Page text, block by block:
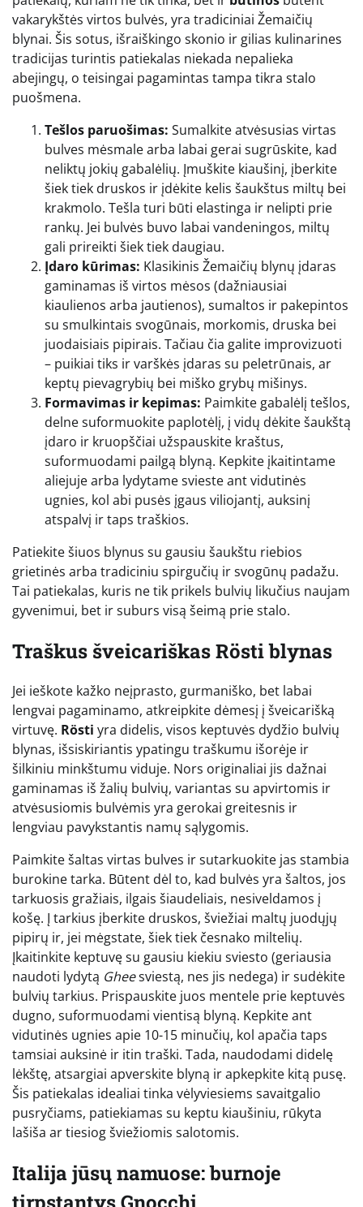
vakarykštės virtos bulvės, yra tradiciniai Žemaičių
blynai. Šis sotus, išraiškingo skonio ir gilias kulinarines
tradicijas turintis patiekalas niekada nepalieka
abejingų, o teisingai pagamintas tampa tikra stalo
puošmena.
Tešlos paruošimas: Sumalkite atvėsusias virtas
bulves mėsmale arba labai gerai sugrūskite, kad
neliktų jokių gabalėlių. Įmuškite kiaušinį, įberkite
šiek tiek druskos ir įdėkite kelis šaukštus miltų bei
krakmolo. Tešla turi būti elastinga ir nelipti prie
rankų. Jei bulvės buvo labai vandeningos, miltų
gali prireikti šiek tiek daugiau.
Įdaro kūrimas: Klasikinis Žemaičių blynų įdaras
gaminamas iš virtos mėsos (dažniausiai
kiaulienos arba jautienos), sumaltos ir pakepintos
su smulkintais svogūnais, morkomis, druska bei
juodaisiais pipirais. Tačiau čia galite improvizuoti
– puikiai tiks ir varškės įdaras su peletrūnais, ar
keptų pievagrybių bei miško grybų mišinys.
Formavimas ir kepimas: Paimkite gabalėlį tešlos,
delne suformuokite paplotėlį, į vidų dėkite šaukštą
įdaro ir kruopščiai užspauskite kraštus,
suformuodami pailgą blyną. Kepkite įkaitintame
aliejuje arba lydytame svieste ant vidutinės
ugnies, kol abi pusės įgaus viliojantį, auksinį
atspalvį ir taps traškios.
Patiekite šiuos blynus su gausiu šaukštu riebios
grietinės arba tradiciniu spirgučių ir svogūnų padažu.
Tai patiekalas, kuris ne tik prikels bulvių likučius naujam
gyvenimui, bet ir suburs visą šeimą prie stalo.
Traškus šveicariškas Rösti blynas
Jei ieškote kažko neįprasto, gurmaniško, bet labai
lengvai pagaminamo, atkreipkite dėmesį į šveicarišką
virtuvę. Rösti yra didelis, visos keptuvės dydžio bulvių
blynas, išsiskiriantis ypatingu traškumu išorėje ir
šilkiniu minkštumu viduje. Nors originaliai jis dažnai
gaminamas iš žalių bulvių, variantas su apvirtomis ir
atvėsusiomis bulvėmis yra gerokai greitesnis ir
lengviau pavykstantis namų sąlygomis.
Paimkite šaltas virtas bulves ir sutarkuokite jas stambia
burokine tarka. Būtent dėl to, kad bulvės yra šaltos, jos
tarkuosis gražiais, ilgais šiaudeliais, nesiveldamos į
košę. Į tarkius įberkite druskos, šviežiai maltų juodųjų
pipirų ir, jei mėgstate, šiek tiek česnako miltelių.
Įkaitinkite keptuvę su gausiu kiekiu sviesto (geriausia
naudoti lydytą Gheesviestą, nes jis nedega) ir sudėkite
bulvių tarkius. Prispauskite juos mentele prie keptuvės
dugno, suformuodami vientisą blyną. Kepkite ant
vidutinės ugnies apie 10-15 minučių, kol apačia taps
tamsiai auksinė ir itin traški. Tada, naudodami didelę
lėkštę, atsargiai apverskite blyną ir apkepkite kitą pusę.
Šis patiekalas idealiai tinka vėlyviesiems savaitgalio
pusryčiams, patiekiamas su keptu kiaušiniu, rūkyta
lašiša ar tiesiog šviežiomis salotomis.
Italija jūsų namuose: burnoje